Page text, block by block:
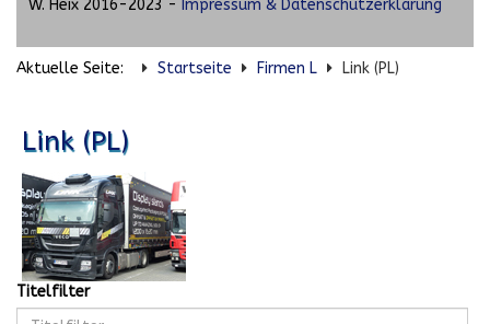
W. Heix 2016-2023 - Impressum & Datenschutzerklärung
Aktuelle Seite: Startseite Firmen L Link (PL)
Link (PL)
Titelfilter